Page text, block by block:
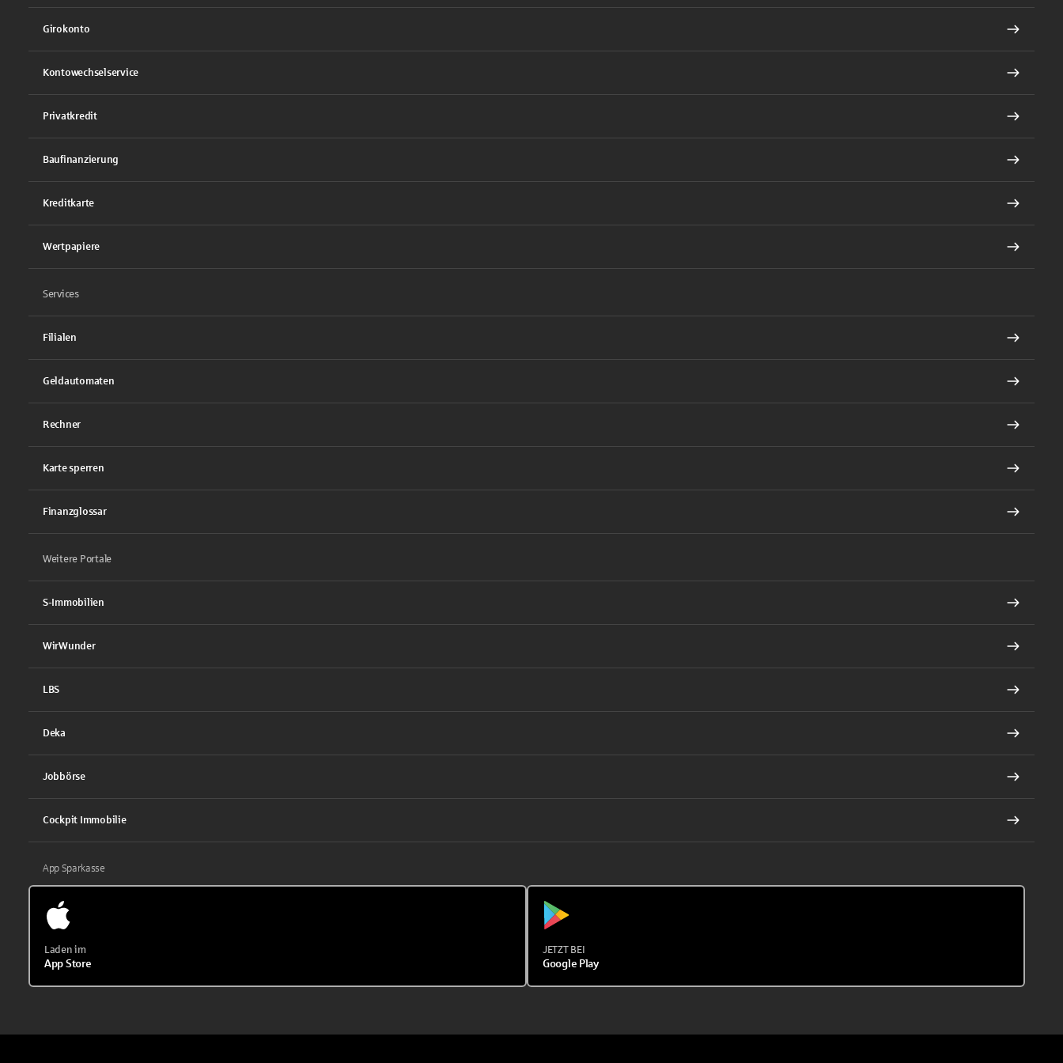
Girokonto
Kontowechselservice
Privatkredit
Baufinanzierung
Kreditkarte
Wertpapiere
Services
Filialen
Geldautomaten
Rechner
Karte sperren
Finanzglossar
Weitere Portale
S-Immobilien
WirWunder
LBS
Deka
Jobbörse
Cockpit Immobilie
App Sparkasse
Laden im
App Store
JETZT BEI
Google Play